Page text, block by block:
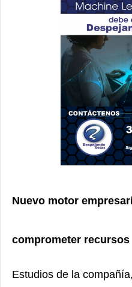
Nuevo motor
comprometer recursos
Estudios de la